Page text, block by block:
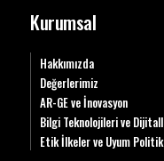
Kurumsal
Hakkımızda
Değerlerimiz
AR-GE ve İnovasyon
Bilgi Teknolojileri ve
Etik İlkeler ve Uyum